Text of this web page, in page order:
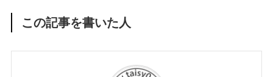
この記事を書いた人